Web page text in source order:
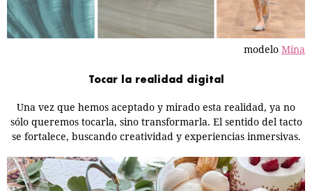
modelo Mina
Tocar la realidad digital
Una vez que hemos aceptado y mirado esta realidad, ya no
sólo queremos tocarla, sino transformarla. El sentido del tacto
se fortalece, buscando creatividad y experiencias inmersivas.